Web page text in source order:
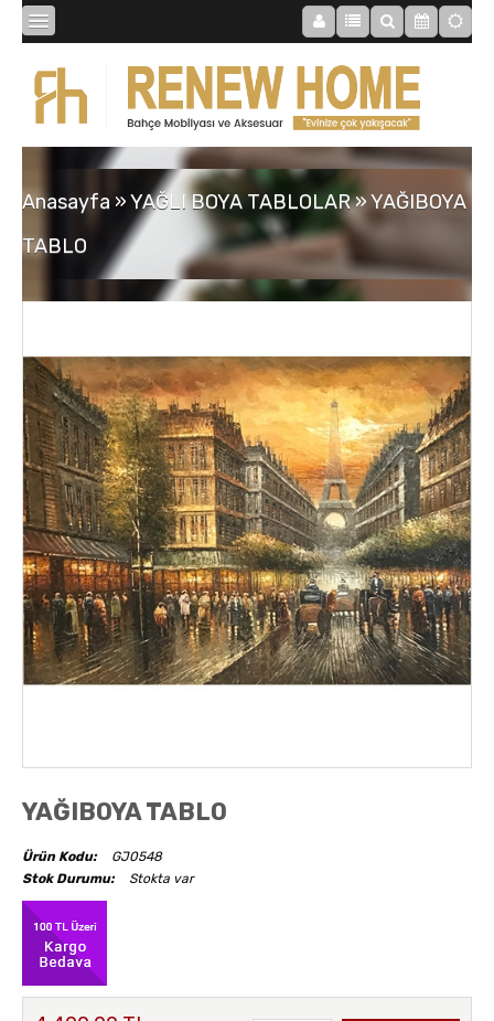
BİBLOLAR
MOBİLYALAR
TABLOLAR
AYNALAR
AKSESUARLAR
OBJELER
ABAJUR
Anasayfa »YAĞLI BOYA TABLOLAR»YAĞIBOYA
TABLO
YAĞIBOYA TABLO
Ürün Kodu:
GJ0548
Stok Durumu:
Stokta var